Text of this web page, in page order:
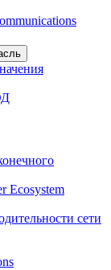
Ecosystem
сети